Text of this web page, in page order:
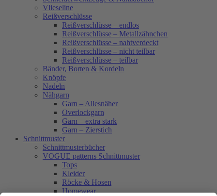
Vlieseline
Reißverschlüsse
Reißverschlüsse – endlos
Reißverschlüsse – Metallzähnchen
Reißverschlüsse – nahtverdeckt
Reißverschlüsse – nicht teilbar
Reißverschlüsse – teilbar
Bänder, Borten & Kordeln
Knöpfe
Nadeln
Nähgarn
Garn – Allesnäher
Overlockgarn
Garn – extra stark
Garn – Zierstich
Schnittmuster
Schnittmusterbücher
VOGUE patterns Schnittmuster
Tops
Kleider
Röcke & Hosen
Homewear